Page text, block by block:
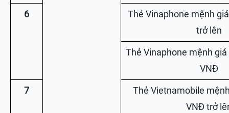
6
Thẻ Vinaphone mệnh
trở lên
Thẻ Vinaphone mệnh
VNĐ
7
Thẻ Vietnamobile
VNĐ trở